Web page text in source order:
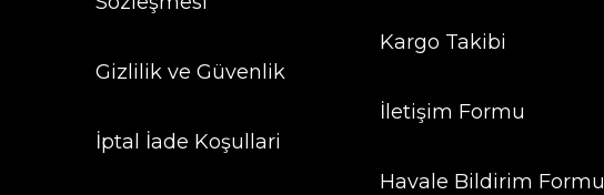
Gizlilik ve Güvenlik
İptal İade Koşullari
Kargo Takibi
İletişim Formu
Havale Bildirim Formu